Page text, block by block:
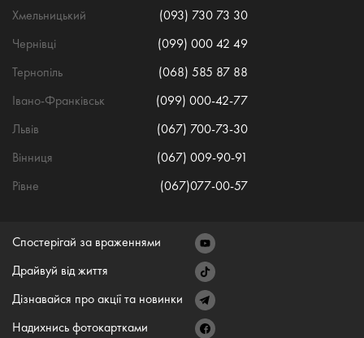
Хмельницький
(093) 730 73 30
Чернівці
(099) 000 42 49
Тернопіль
(068) 585 87 88
Івано-Франківськ
(099) 000-42-77
Львів
(067) 700-73-30
Вінниця
(067) 009-90-91
Рівне
(067)077-00-57
Спостерігай за враженнями
Драйвуй від життя
Дізнавайся про акції та новинки
Надихнись фотокартками